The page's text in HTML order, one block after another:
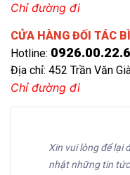
Chỉ đường đi
CỬA HÀNG ĐỐI TÁC
Hotline:
Địa chỉ: 452 Trần Văn
Chỉ đường đi
Xin vui lòng để lại
nhật những tin